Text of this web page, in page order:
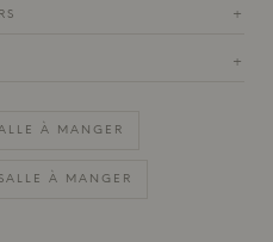
+
+
À MANGER
SALLE À MANGER